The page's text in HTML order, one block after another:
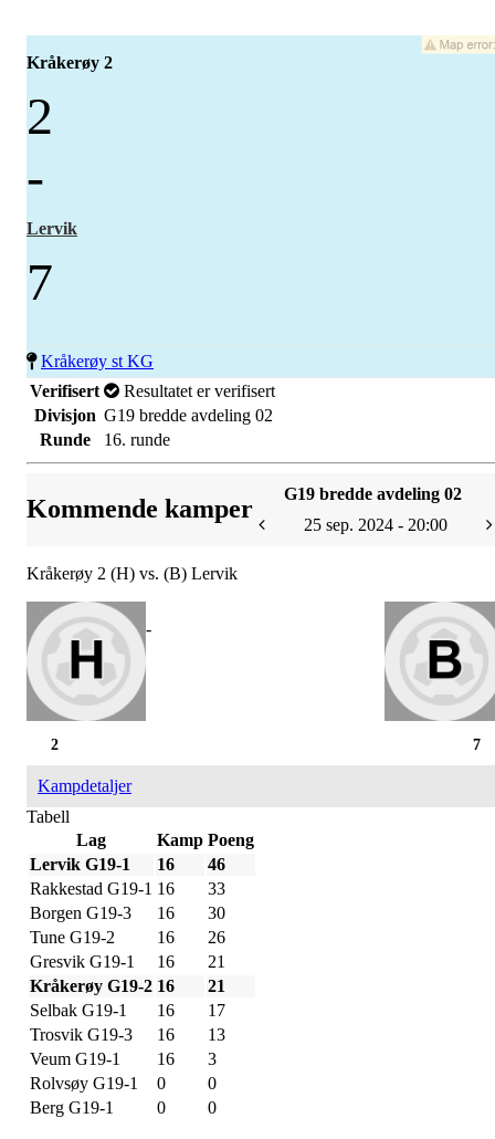
Kråkerøy 2
2
-
Lervik
7
Kråkerøy st KG
Verifisert
Resultatet er verifisert
Divisjon G19 bredde avdeling 02
Runde
16. runde
Kommende kamper
G19 bredde avdeling 02
25 sep. 2024 - 20:00
Kråkerøy 2 (H) vs. (B) Lervik
-
7
2
Kampdetaljer
Tabell
Lag
Kamp Poeng
Lervik G19-1
16
46
Rakkestad G19-1 16
33
Borgen G19-3
16
30
Tune G19-2
16
26
Gresvik G19-1
16
21
Kråkerøy G19-2 16
21
Selbak G19-1
16
17
Trosvik G19-3
16
13
Veum G19-1
16
3
Rolvsøy G19-1
0
0
Berg G19-1
0 0